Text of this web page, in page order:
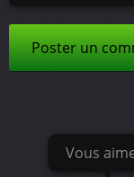
Poster un
Vous